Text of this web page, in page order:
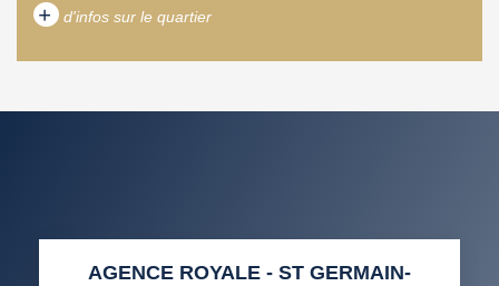
+ d'infos sur le quartier
TAXE FONCIÈRE PART DES MÉNAGES SANS
AGENCE ROYALE - ST GERMAIN-